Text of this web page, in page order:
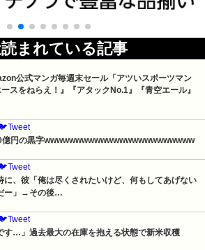
まれている記事
公式マンガ毎週末セール「アツいスポーツマン
スをねらえ！』『アタックNo.1』『青空エール』
億円の黒字wwwwwwwwwwwwwwwwwwwwwwww
に、彼「俺は尽くされたいけど、何もしてあげない
ー」→その後…
す…」過去最大の在庫を抱える状態で新米収穫